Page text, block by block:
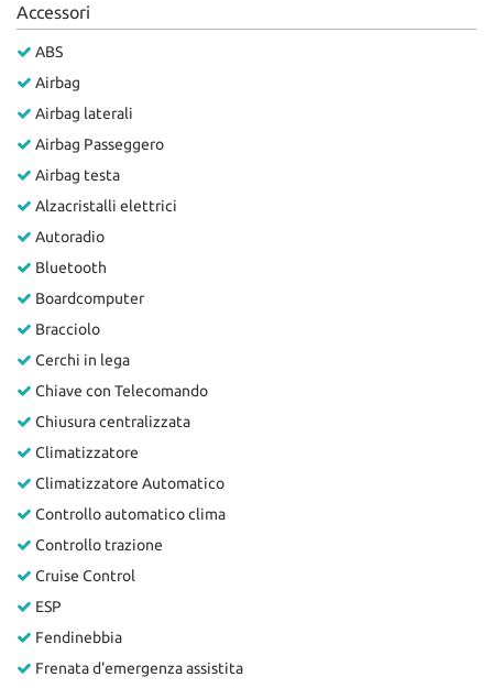
Accessori
ABS
Airbag
Airbag laterali
Airbag Passeggero
Airbag testa
Alzacristalli elettrici
Autoradio
Bluetooth
Boardcomputer
Bracciolo
Cerchi in lega
Chiave con Telecomando
Chiusura centralizzata
Climatizzatore
Climatizzatore Automatico
Controllo automatico clima
Controllo trazione
Cruise Control
ESP
Fendinebbia
Frenata d'emergenza assistita
Salva
impostazioni